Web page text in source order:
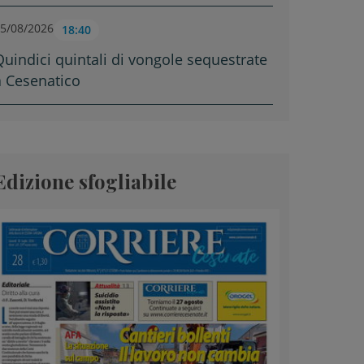
08/2026 18:40
quintali di vongole sequestrate
Cesenatico
sfogliabile